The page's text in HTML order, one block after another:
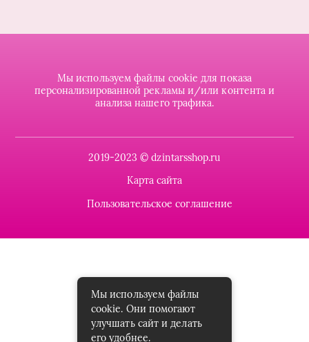
Мы используем файлы cookie для показа
персонализированной рекламы и/или контента и
анализа нашего трафика.
2019-2023 © dzintarsshop.ru
Карта сайта
Пользовательское соглашение
Мы используем файлы
cookie. Они помогают
улучшать сайт и делать
его удобнее.